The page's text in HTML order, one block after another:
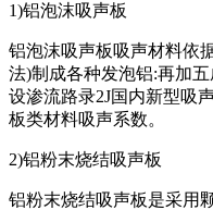
1)铝泡沫吸声板
铝泡沫吸声板吸声材料依
法)制成各种发泡铝:再加
设渗流路录2J国内新型吸
板类材料吸声系数。
2)铝粉末烧结吸声板
铝粉末烧结吸声板是采用